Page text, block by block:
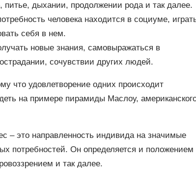
питье, дыхании, продолжении рода и так далее.
человека находится в социуме,
себя в нем.
новые знания, самовыражаться в
сочувствии других людей.
что удовлетворение одних происходит
на примере пирамиды Маслоу,
– это направленность индивида на значимые
потребностей. Он определяется и положением
и так далее.